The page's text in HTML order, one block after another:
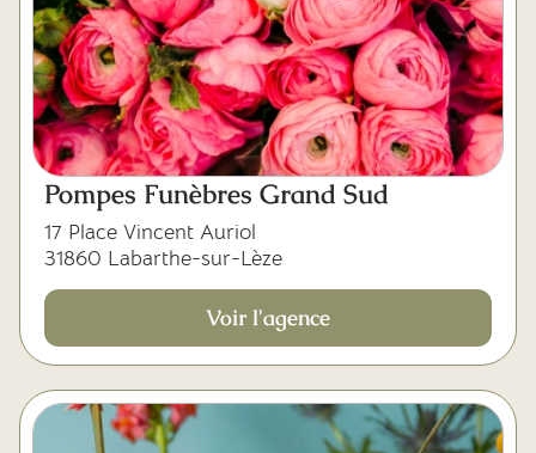
Pompes Funèbres Grand Sud
17 Place Vincent Auriol
31860 Labarthe-sur-Lèze
Voir l'agence